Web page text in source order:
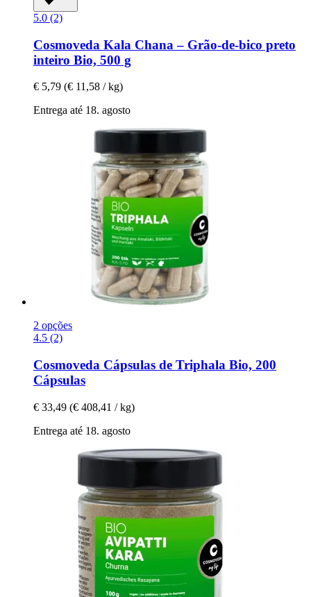
5.0 (2)
Cosmoveda Kala Chana – Grão-​de-​bico preto
inteiro Bio, 500 g
€ 5,79 (€ 11,58 / kg)
Entrega até 18. agosto
2 opções
4.5 (2)
Cosmoveda Cápsulas de Triphala Bio, 200
Cápsulas
€ 33,49 (€ 408,41 / kg)
Entrega até 18. agosto